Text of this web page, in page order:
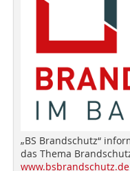
„BS Brandschutz“
das Thema
www.bsbrandschutz.de